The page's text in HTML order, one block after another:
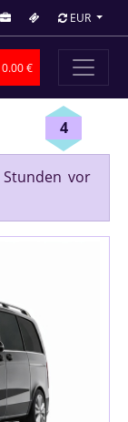
EUR
0.00 €
4
Stunden vor